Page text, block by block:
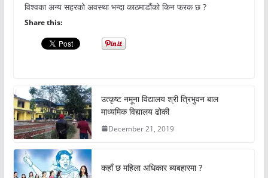
विश्वका अन्य सहरको अवस्था भन्दा काठमाडौंको किन फरक छ ?
Share this:
उत्कृष्ट नमूना विद्यालय श्री त्रिभुवन बाल
माध्यमिक विद्यालय ढोकी
December 21, 2019
कहाँ छ महिला अधिकार ब्यबहारमा ?